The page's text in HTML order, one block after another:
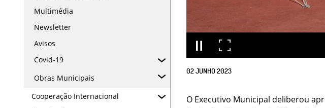
Multimédia
Newsletter
Avisos
Covid-19
Obras Municipais
Cooperação Internacional
02JUNHO2023
O Executivo Municipal deliberou